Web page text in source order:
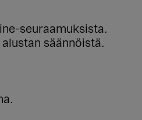
seuraamuksista.
säännöistä.